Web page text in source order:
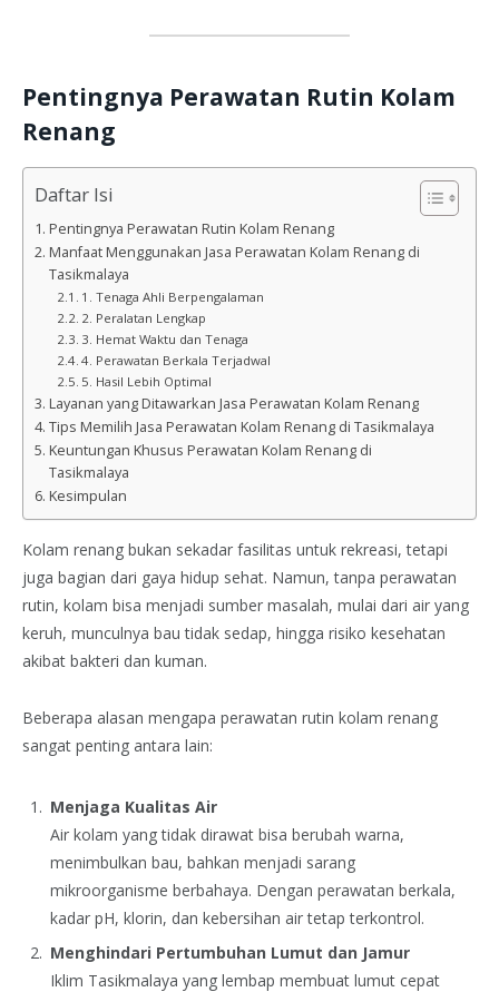
Pentingnya Perawatan Rutin Kolam
Renang
Daftar Isi
Pentingnya Perawatan Rutin Kolam Renang
Manfaat Menggunakan Jasa Perawatan Kolam Renang di
Tasikmalaya
1. Tenaga Ahli Berpengalaman
2. Peralatan Lengkap
3. Hemat Waktu dan Tenaga
4. Perawatan Berkala Terjadwal
5. Hasil Lebih Optimal
Layanan yang Ditawarkan Jasa Perawatan Kolam Renang
Tips Memilih Jasa Perawatan Kolam Renang di Tasikmalaya
Keuntungan Khusus Perawatan Kolam Renang di
Tasikmalaya
Kesimpulan
Kolam renang bukan sekadar fasilitas untuk rekreasi, tetapi
juga bagian dari gaya hidup sehat. Namun, tanpa perawatan
rutin, kolam bisa menjadi sumber masalah, mulai dari air yang
keruh, munculnya bau tidak sedap, hingga risiko kesehatan
akibat bakteri dan kuman.
Beberapa alasan mengapa perawatan rutin kolam renang
sangat penting antara lain:
Menjaga Kualitas Air
Air kolam yang tidak dirawat bisa berubah warna,
menimbulkan bau, bahkan menjadi sarang
mikroorganisme berbahaya. Dengan perawatan berkala,
kadar pH, klorin, dan kebersihan air tetap terkontrol.
Menghindari Pertumbuhan Lumut dan Jamur
Iklim Tasikmalaya yang lembap membuat lumut cepat